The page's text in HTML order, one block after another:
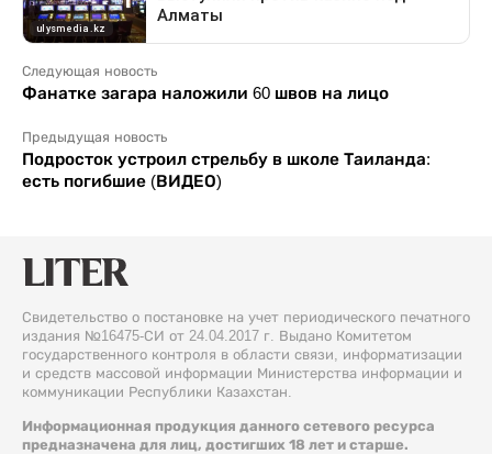
Следующая новость
Фанатке загара наложили 60 швов на лицо
Предыдущая новость
Подросток устроил стрельбу в школе Таиланда:
есть погибшие (ВИДЕО)
Свидетельство о постановке на учет периодического печатного
издания №16475-СИ от 24.04.2017 г. Выдано Комитетом
государственного контроля в области связи, информатизации
и средств массовой информации Министерства информации и
коммуникации Республики Казахстан.
Информационная продукция данного сетевого ресурса
предназначена для лиц, достигших 18 лет и старше.